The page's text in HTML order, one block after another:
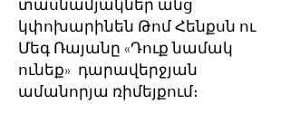
տասնամյակներ անց
կփոխարինեն Թոմ Հենքսն ու
Մեգ Ռայանը «Դուք նամակ
ունեք» դարավերջյան
ամանորյա ռիմեյքում։